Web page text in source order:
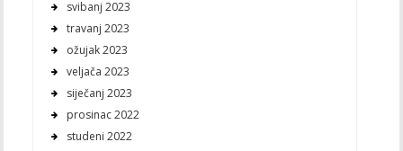
svibanj 2023
travanj 2023
ožujak 2023
veljača 2023
siječanj 2023
prosinac 2022
studeni 2022